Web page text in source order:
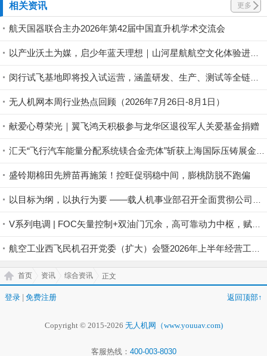
相关资讯 更多
航天国器联合主办2026年第42届中国直升机学术交流会
无人机网本周行业热点回顾（2026年7月26日-8月1日）
献爱心尊荣光｜翼飞鸿天积极参与龙华区退役军人关爱基金捐赠
盛铃期棉田先辨苗再施策！控旺促弱稳中间，膨桃防脱不跑偏
首页 资讯 综合资讯 正文
登录 免费注册 返回顶部↑
Copyright © 2015-2026 无人机网（www.youuav.com)
客服热线： 400-003-8030